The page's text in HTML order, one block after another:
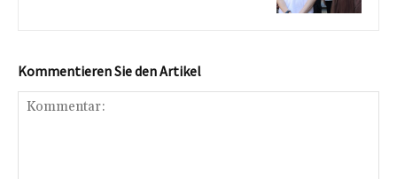
Kommentieren Sie den Artikel